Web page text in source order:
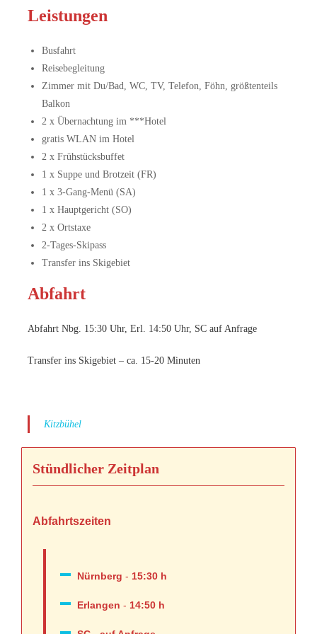
Leistungen
Busfahrt
Reisebegleitung
Zimmer mit Du/Bad, WC, TV, Telefon, Föhn, größtenteils
Balkon
2 x Übernachtung im ***Hotel
gratis WLAN im Hotel
2 x Frühstücksbuffet
1 x Suppe und Brotzeit (FR)
1 x 3-Gang-Menü (SA)
1 x Hauptgericht (SO)
2 x Ortstaxe
2-Tages-Skipass
Transfer ins Skigebiet
Abfahrt
Abfahrt Nbg. 15:30 Uhr, Erl. 14:50 Uhr, SC auf Anfrage
Transfer ins Skigebiet – ca. 15-20 Minuten
Kitzbühel
Stündlicher Zeitplan
Abfahrtszeiten
Nürnberg - 15:30 h
Erlangen - 14:50 h